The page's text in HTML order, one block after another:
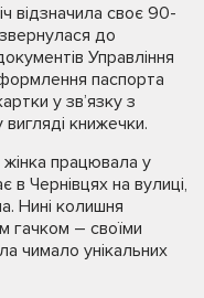
відзначила своє 90-
до
Управління
паспорта
у зв’язку з
книжечки.
працювала у
в Чернівцях на вулиці,
Нині колишня
гачком – своїми
чимало унікальних